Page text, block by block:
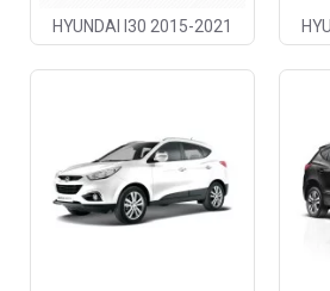
HYUNDAI I30 2015-2021